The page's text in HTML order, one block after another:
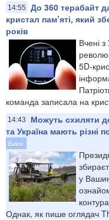
14:55
До 360 терабайт
кристал пам’яті, який
років
Вчені
5D-
команда записала на
14:43
Можуть схиляти
та Україна мають різні
Блог
у
Однак, як пише оглядач